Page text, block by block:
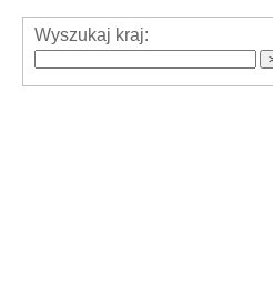
Wyszukaj kraj: